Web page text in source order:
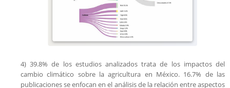
4) 39.8% de los estudios analizados trata de los impactos del
cambio climático sobre la agricultura en México. 16.7% de las
publicaciones se enfocan en el análisis de la relación entre aspectos